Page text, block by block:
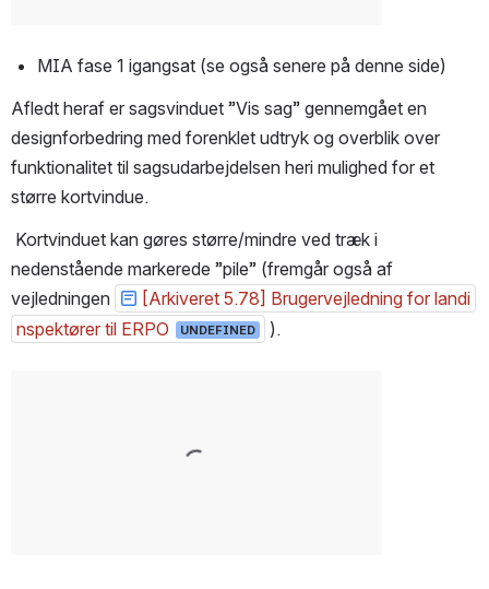
MIA fase 1 igangsat (se også senere på denne side)
Afledt heraf er sagsvinduet ”Vis sag” gennemgået en
designforbedring med forenklet udtryk og overblik over
funktionalitet til sagsudarbejdelsen heri mulighed for et
større kortvindue.
Kortvinduet kan gøres større/mindre ved træk i
nedenstående markerede ”pile” (fremgår også af
vejledningen
[Arkiveret 5.78] Brugervejledning for landi
nspektører til ERPO
UNDEFINED ).